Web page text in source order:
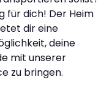
für dich! Der Heim
dir eine
deine
mit unserer
zu bringen.